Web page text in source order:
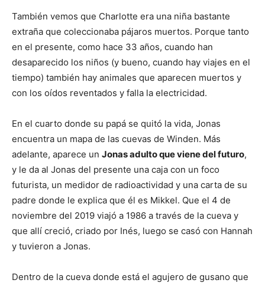
También vemos que Charlotte era una niña bastante
extraña que coleccionaba pájaros muertos. Porque tanto
en el presente, como hace 33 años, cuando han
desaparecido los niños (y bueno, cuando hay viajes en el
tiempo) también hay animales que aparecen muertos y
con los oídos reventados y falla la electricidad.
En el cuarto donde su papá se quitó la vida, Jonas
encuentra un mapa de las cuevas de Winden. Más
adelante, aparece un Jonas adulto que viene del futuro,
y le da al Jonas del presente una caja con un foco
futurista, un medidor de radioactividad y una carta de su
padre donde le explica que él es Mikkel. Que el 4 de
noviembre del 2019 viajó a 1986 a través de la cueva y
que allí creció, criado por Inés, luego se casó con Hannah
y tuvieron a Jonas.
Dentro de la cueva donde está el agujero de gusano que